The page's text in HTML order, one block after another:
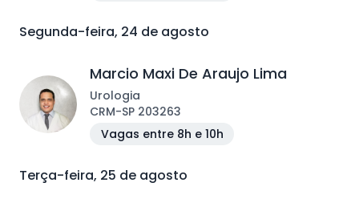
Segunda-feira, 24 de agosto
Marcio Maxi De Araujo Lima
Urologia
CRM-SP 203263
Vagas entre 8h e 10h
Terça-feira, 25 de agosto